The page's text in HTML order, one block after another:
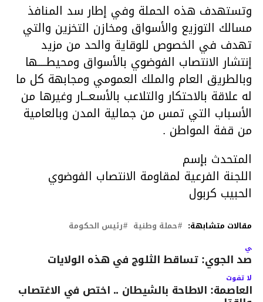
وتستهدف هذه الحملة وفي إطار سد المنافذ
مسالك التوزيع والأسواق ومخازن التخزين والتي
تهدف في الخصوص للوقاية والحد من مزيد
إنتشار الانتصاب الفوضوي بالأسواق ومحيطـــــها
وبالطريق العام والملك العمومي ومجابهة كل ما
له علاقة بالاحتكار والتلاعب بالأسعـــار وغيرها من
الأسباب التي تمس من جمالية المدن وبالعامية
من قفة المواطن .
المتحدث بإسم
اللجنة الفرعية لمقاومة الانتصاب الفوضوي
الحبيب كربول
مقالات متشابهة: حملة وطنية رئيس الحكومة
الجوي: تساقط الثلوج في هذه الولايات
لا تفوت
العاصمة: الاطاحة بالشيطان .. اختص في الاغتصاب